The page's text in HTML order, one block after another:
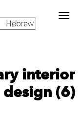
Toggle
navigation
interior
design (6)